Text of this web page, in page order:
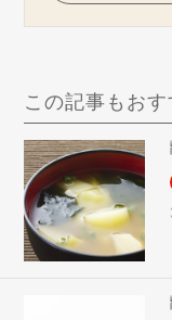
この記事もおす